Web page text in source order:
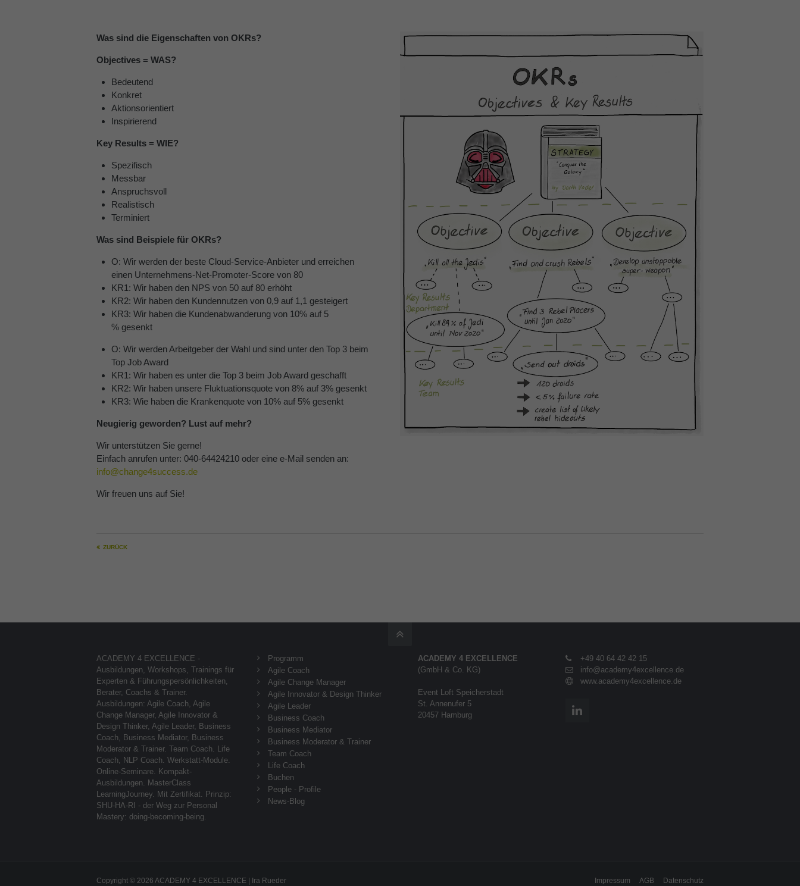
Was sind die Eigenschaften von OKRs?
Objectives = WAS?
Bedeutend
Konkret
Aktionsorientiert
Inspirierend
Key Results = WIE?
Spezifisch
Messbar
Anspruchsvoll
Realistisch
Terminiert
Was sind Beispiele für OKRs?
O: Wir werden der beste Cloud-Service-Anbieter und erreichen
einen Unternehmens-Net-Promoter-Score von 80
KR1: Wir haben den NPS von 50 auf 80 erhöht
KR2: Wir haben den Kundennutzen von 0,9 auf 1,1 gesteigert
KR3: Wir haben die Kundenabwanderung von 10% auf 5
% gesenkt
O: Wir werden Arbeitgeber der Wahl und sind unter den Top 3 beim
Top Job Award
KR1: Wir haben es unter die Top 3 beim Job Award geschafft
KR2: Wir haben unsere Fluktuationsquote von 8% auf 3% gesenkt
KR3: Wie haben die Krankenquote von 10% auf 5% gesenkt
Neugierig geworden? Lust auf mehr?
Wir unterstützen Sie gerne!
Einfach anrufen unter: 040-64424210 oder eine e-Mail senden an:
info@change4success.de
Wir freuen uns auf Sie!
ZURÜCK
ACADEMY 4 EXCELLENCE -
Ausbildungen, Workshops, Trainings für
Experten & Führungspersönlichkeiten,
Berater, Coachs & Trainer.
Ausbildungen: Agile Coach, Agile
Change Manager, Agile Innovator &
Design Thinker, Agile Leader, Business
Coach, Business Mediator, Business
Moderator & Trainer. Team Coach. Life
Coach, NLP Coach. Werkstatt-Module.
Online-Seminare. Kompakt-
Ausbildungen. MasterClass
LearningJourney. Mit Zertifikat. Prinzip:
SHU-HA-RI - der Weg zur Personal
Mastery: doing-becoming-being.
Programm
Agile Coach
Agile Change Manager
Agile Innovator & Design Thinker
Agile Leader
Business Coach
Business Mediator
Business Moderator & Trainer
Team Coach
Life Coach
Buchen
People - Profile
News-Blog
ACADEMY 4 EXCELLENCE
(GmbH & Co. KG)
Event Loft Speicherstadt
St. Annenufer 5
20457 Hamburg
+49 40 64 42 42 15
info@academy4excellence.de
www.academy4excellence.de
Copyright © 2026 ACADEMY 4 EXCELLENCE | Ira Rueder Impressum AGB Datenschutz